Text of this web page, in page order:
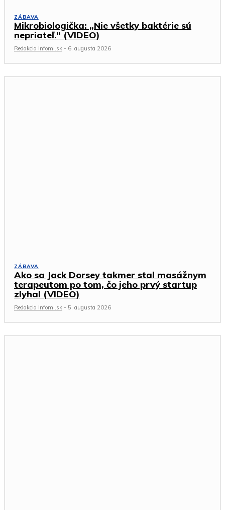
ZÁBAVA
Mikrobiologička: „Nie všetky baktérie sú
nepriateľ.“ (VIDEO)
Redakcia Infomi.sk - 6. augusta 2026
ZÁBAVA
Ako sa Jack Dorsey takmer stal masážnym
terapeutom po tom, čo jeho prvý startup
zlyhal (VIDEO)
Redakcia Infomi.sk - 5. augusta 2026